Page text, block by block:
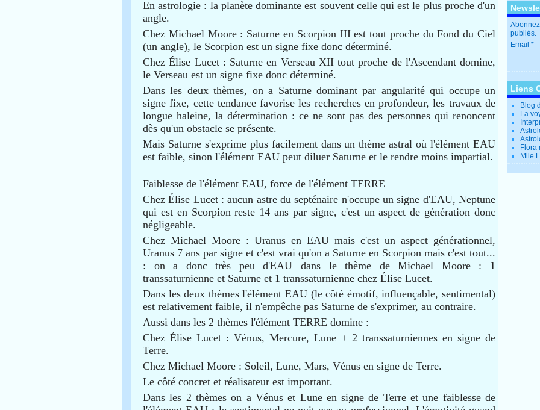
En astrologie : la planète dominante est souvent celle qui est le plus proche d'un
angle.
Chez Michael Moore : Saturne en Scorpion III est tout proche du Fond du Ciel
(un angle), le Scorpion est un signe fixe donc déterminé.
Chez Élise Lucet : Saturne en Verseau XII tout proche de l'Ascendant domine,
le Verseau est un signe fixe donc déterminé.
Dans les deux thèmes, on a Saturne dominant par angularité qui occupe un
signe fixe, cette tendance favorise les recherches en profondeur, les travaux de
longue haleine, la détermination : ce ne sont pas des personnes qui renoncent
dès qu'un obstacle se présente.
Mais Saturne s'exprime plus facilement dans un thème astral où l'élément EAU
est faible, sinon l'élément EAU peut diluer Saturne et le rendre moins impartial.
Faiblesse de l'élément EAU, force de l'élément TERRE
Chez Élise Lucet : aucun astre du septénaire n'occupe un signe d'EAU, Neptune
qui est en Scorpion reste 14 ans par signe, c'est un aspect de génération donc
négligeable.
Chez Michael Moore : Uranus en EAU mais c'est un aspect générationnel,
Uranus 7 ans par signe et c'est vrai qu'on a Saturne en Scorpion mais c'est tout...
: on a donc très peu d'EAU dans le thème de Michael Moore : 1
transsaturnienne et Saturne et 1 transsaturnienne chez Élise Lucet.
Dans les deux thèmes l'élément EAU (le côté émotif, influençable, sentimental)
est relativement faible, il n'empêche pas Saturne de s'exprimer, au contraire.
Aussi dans les 2 thèmes l'élément TERRE domine :
Chez Élise Lucet : Vénus, Mercure, Lune + 2 transsaturniennes en signe de
Terre.
Chez Michael Moore : Soleil, Lune, Mars, Vénus en signe de Terre.
Le côté concret et réalisateur est important.
Dans les 2 thèmes on a Vénus et Lune en signe de Terre et une faiblesse de
publiés.
Email
Liens
Blog
La
Flora
Mlle